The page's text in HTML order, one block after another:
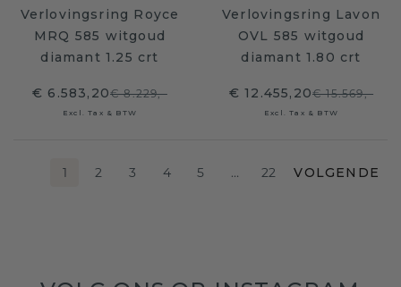
Verlovingsring Royce
MRQ 585 witgoud
diamant 1.25 crt
€ 6.583,20€ 8.229,-
Excl. Tax & BTW
Verlovingsring Lavon
OVL 585 witgoud
diamant 1.80 crt
€ 12.455,20€ 15.569,-
Excl. Tax & BTW
1 2 3 4 5 … 22 VOLGENDE